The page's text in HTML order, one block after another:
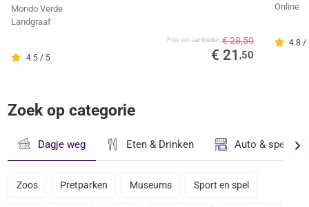
Mondo Verde
Landgraaf
4.5 / 5
Prijs van aanbieder € 28,50
€ 21 ,50
Online
4.8 /
Zoek op categorie
Dagje weg Eten & Drinken Auto &
Zoos Pretparken Museums Sport en spel